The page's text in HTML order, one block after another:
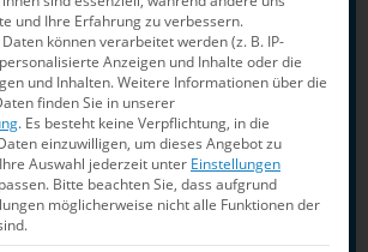
(Berliner TSC): Turm-
Sanchez (Berliner TSC/nur
Turm, Turm-Synchron
(SV Neptun
Turm-Synchron, Team-
und Ihre Erfahrung zu verbessern.
können verarbeitet werden (z. B. IP-
Anzeigen und Inhalte oder die
und Inhalten.Weitere Informationen über die
finden Sie in unserer
. Es besteht keine Verpflichtung, in die
einzuwilligen, um dieses Angebot zu
Auswahl jederzeit unter Einstellungen
Bitte beachten Sie, dass aufgrund
möglicherweise nicht alle Funktionen der